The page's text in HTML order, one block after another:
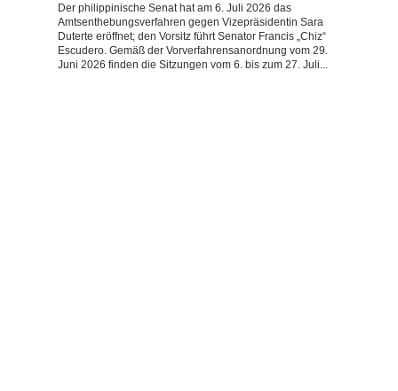
Der philippinische Senat hat am 6. Juli 2026 das
Amtsenthebungsverfahren gegen Vizepräsidentin Sara
Duterte eröffnet; den Vorsitz führt Senator Francis „Chiz“
Escudero. Gemäß der Vorverfahrensanordnung vom 29.
Juni 2026 finden die Sitzungen vom 6. bis zum 27. Juli...